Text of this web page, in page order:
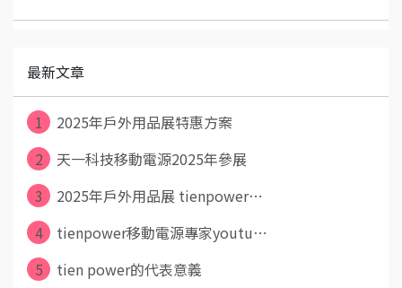
最新文章
1
2025年戶外用品展特惠方案
2
天一科技移動電源2025年參展
3
2025年戶外用品展 tienpower⋯
4
tienpower移動電源專家youtu⋯
5
tien power的代表意義